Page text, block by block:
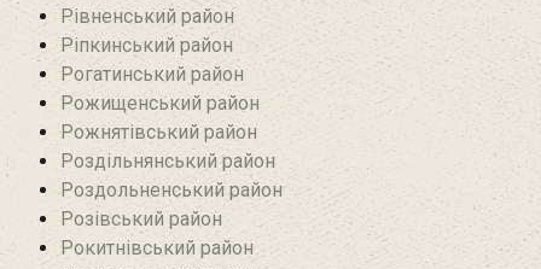
Рівненський район
Ріпкинський район
Рогатинський район
Рожищенський район
Рожнятівський район
Роздільнянський район
Роздольненський район
Розівський район‎
Рокитнівський район